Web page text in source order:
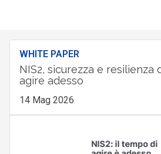
WHITE PAPER
NIS2, sicurezza e resilienza
agire adesso
14 Mag 2026